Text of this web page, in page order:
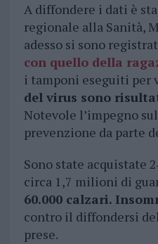
A diffondere i dati è
regionale alla Sanità,
adesso si sono
con quello della
i tamponi eseguiti per
del virus sono
Notevole l’impegno
prevenzione da parte
Sono state acquistate
circa 1,7 milioni di
60.000 calzari.
contro il diffondersi
prese.